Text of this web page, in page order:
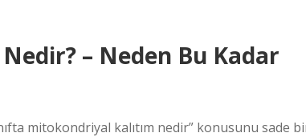
– Neden Bu Kadar
mitokondriyal kalıtım nedir” konusunu sade